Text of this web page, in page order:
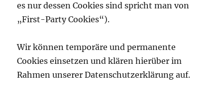
es nur dessen Cookies sind spricht man von
„First-Party Cookies“).
Wir können temporäre und permanente
Cookies einsetzen und klären hierüber im
Rahmen unserer Datenschutzerklärung auf.